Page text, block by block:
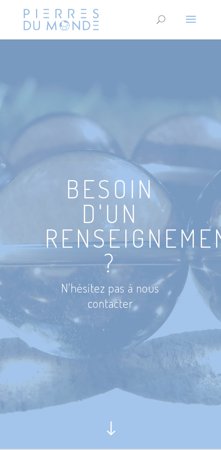
BESOIN
D'UN
?
N'hésitez pas à nous
contacter
"